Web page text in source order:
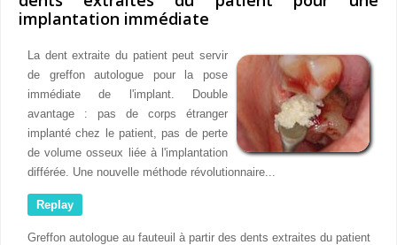
implantation immédiate
La dent extraite du patient peut servir
de greffon autologue pour la pose
immédiate de l'implant. Double
avantage : pas de corps étranger
implanté chez le patient, pas de perte
de volume osseux liée à l'implantation
différée. Une nouvelle méthode révolutionnaire...
Replay
Greffon autologue au fauteuil à partir des dents extraites du patient